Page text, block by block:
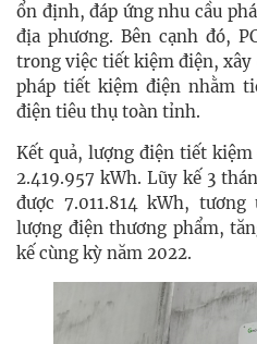
ổn định, đáp ứng nhu cầu
địa phương. Bên cạnh đó,
trong việc tiết kiệm điện, xây
pháp tiết kiệm điện nhằm
điện tiêu thụ toàn tỉnh.
Kết quả, lượng điện tiết
2.419.957 kWh. Lũy kế 3
được 7.011.814 kWh,
lượng điện thương phẩm,
kế cùng kỳ năm 2022.